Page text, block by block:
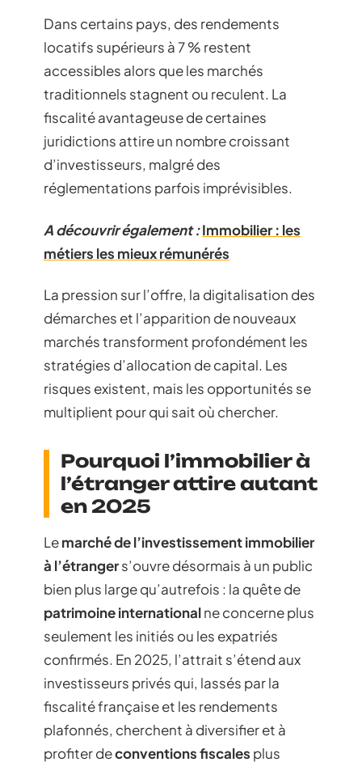
Dans certains pays, des rendements
locatifs supérieurs à 7 % restent
accessibles alors que les marchés
traditionnels stagnent ou reculent. La
fiscalité avantageuse de certaines
juridictions attire un nombre croissant
d’investisseurs, malgré des
réglementations parfois imprévisibles.
A découvrir également :Immobilier : les
métiers les mieux rémunérés
La pression sur l’offre, la digitalisation des
démarches et l’apparition de nouveaux
marchés transforment profondément les
stratégies d’allocation de capital. Les
risques existent, mais les opportunités se
multiplient pour qui sait où chercher.
Pourquoi l’immobilier à
l’étranger attire autant
en 2025
Lemarché de l’investissement immobilier
à l’étrangers’ouvre désormais à un public
bien plus large qu’autrefois : la quête de
patrimoine internationalne concerne plus
seulement les initiés ou les expatriés
confirmés. En 2025, l’attrait s’étend aux
investisseurs privés qui, lassés par la
fiscalité française et les rendements
plafonnés, cherchent à diversifier et à
profiter deconventions fiscales plus